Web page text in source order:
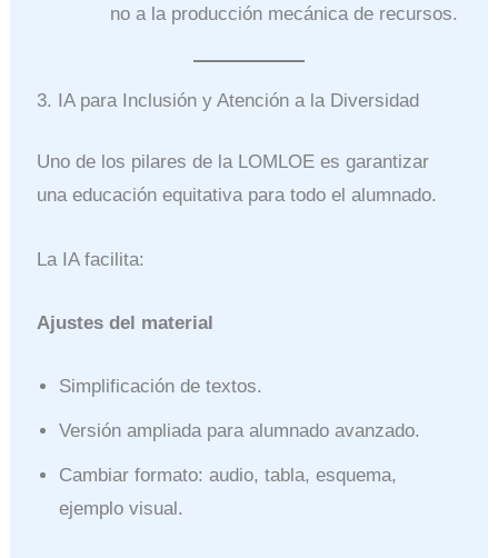
no a la producción mecánica de recursos.
3. IA para Inclusión y Atención a la Diversidad
Uno de los pilares de la LOMLOE es garantizar
una educación equitativa para todo el alumnado.
La IA facilita:
Ajustes del material
Simplificación de textos.
Versión ampliada para alumnado avanzado.
Cambiar formato: audio, tabla, esquema,
ejemplo visual.